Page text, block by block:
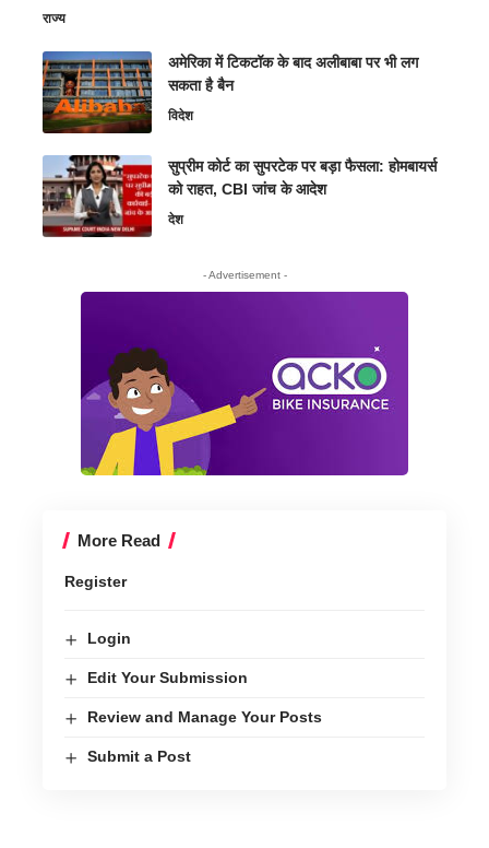
राज्य
अमेरिका में टिकटॉक के बाद अलीबाबा पर भी लग
सकता है बैन
विदेश
सुप्रीम कोर्ट का सुपरटेक पर बड़ा फैसला: होमबायर्स
को राहत, CBI जांच के आदेश
देश
- Advertisement -
More Read
Register
Login
Edit Your Submission
Review and Manage Your Posts
Submit a Post